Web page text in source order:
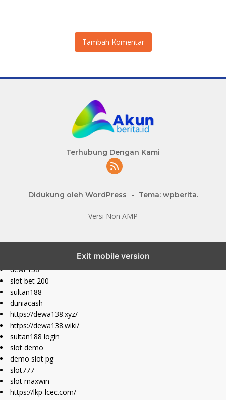
Tambah Komentar
Terhubung Dengan Kami
Didukung oleh WordPress - Tema: wpberita.
Versi Non AMP
Exit mobile version
dewi 138
slot bet 200
sultan188
duniacash
https://dewa138.xyz/
https://dewa138.wiki/
sultan188 login
slot demo
demo slot pg
slot777
slot maxwin
https://lkp-lcec.com/